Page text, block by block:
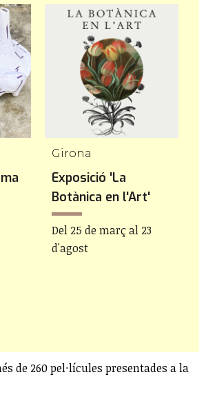
Girona
Exposició 'La
Botànica en l'Art'
Del 25 de març al 23
d'agost
de 260 pel·lícules presentades a la